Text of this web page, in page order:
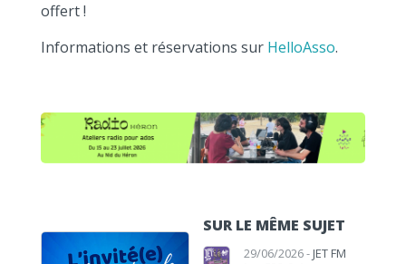
offert !
Informations et réservations sur HelloAsso.
SUR LE MÊME SUJET
29/06/2026 - JET FM